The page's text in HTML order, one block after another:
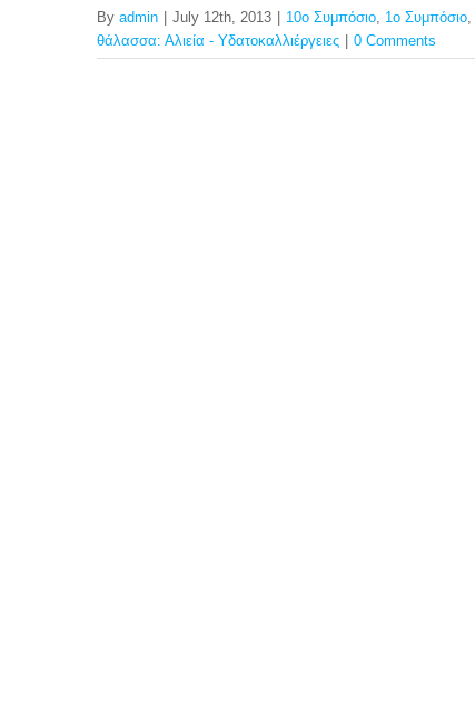
By admin July 12th, 2013 10ο Συμπόσιο, 1ο Συμπόσιο,
θάλασσα: Αλιεία - Υδατοκαλλιέργειες
0 Comments